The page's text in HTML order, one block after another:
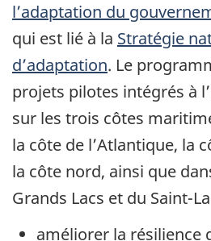
l’adaptation du
qui est lié à la Stratégie
d’adaptation. Le
projets pilotes intégrés à
sur les trois côtes
la côte de l’Atlantique, la
la côte nord, ainsi que
Grands Lacs et du Saint-
améliorer la résilience